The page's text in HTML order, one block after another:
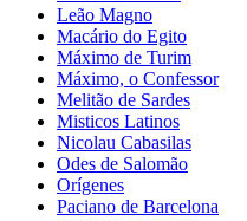
Leão Magno
Macário do Egito
Máximo de Turim
Máximo, o Confessor
Melitão de Sardes
Misticos Latinos
Nicolau Cabasilas
Odes de Salomão
Orígenes
Paciano de Barcelona